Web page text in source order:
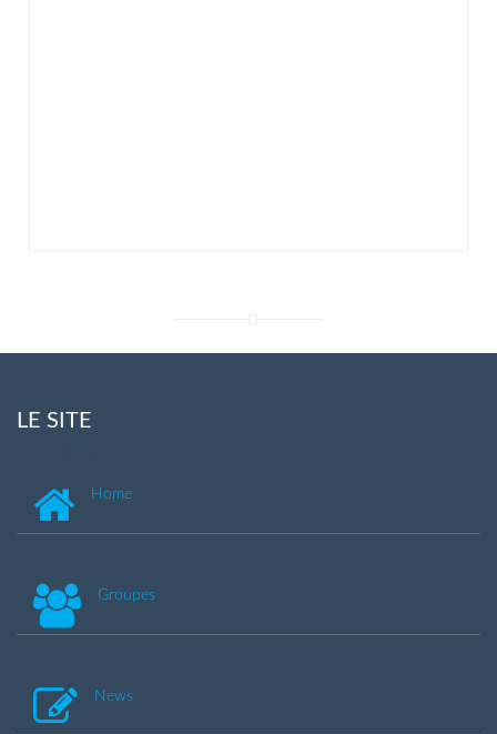
LE SITE
Home
Groupes
News